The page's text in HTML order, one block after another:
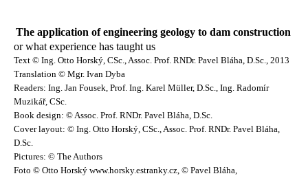
The application of engineering geology to dam construction
or what experience has taught us
Text © Ing. Otto Horský, CSc., Assoc. Prof. RNDr. Pavel Bláha, D.Sc., 2013
Translation © Mgr. Ivan Dyba
Readers: Ing. Jan Fousek, Prof. Ing. Karel Müller, D.Sc., Ing. Radomír
Muzikář, CSc.
Book design: © Assoc. Prof. RNDr. Pavel Bláha, D.Sc.
Cover layout: © Ing. Otto Horský, CSc., Assoc. Prof. RNDr. Pavel Bláha,
D.Sc.
Pictures: © The Authors
Foto © Otto Horský www.horsky.estranky.cz, © Pavel Bláha,